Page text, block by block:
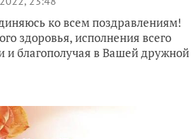
ко всем поздравлениям!
здоровья, исполнения всего
и благополучая в Вашей дружной